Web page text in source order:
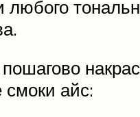
смоки айс: